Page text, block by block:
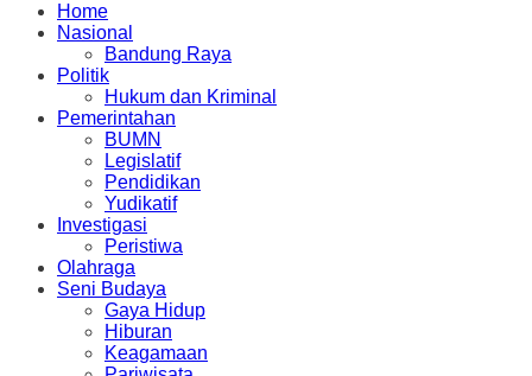
Home
Nasional
Bandung Raya
Politik
Hukum dan Kriminal
Pemerintahan
BUMN
Legislatif
Pendidikan
Yudikatif
Investigasi
Peristiwa
Olahraga
Seni Budaya
Gaya Hidup
Hiburan
Keagamaan